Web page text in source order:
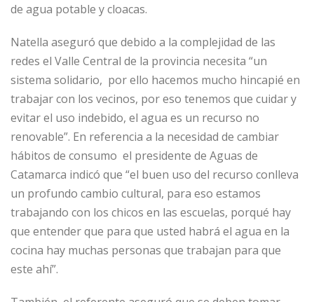
de agua potable y cloacas.
Natella aseguró que debido a la complejidad de las
redes el Valle Central de la provincia necesita “un
sistema solidario, por ello hacemos mucho hincapié en
trabajar con los vecinos, por eso tenemos que cuidar y
evitar el uso indebido, el agua es un recurso no
renovable”. En referencia a la necesidad de cambiar
hábitos de consumo el presidente de Aguas de
Catamarca indicó que “el buen uso del recurso conlleva
un profundo cambio cultural, para eso estamos
trabajando con los chicos en las escuelas, porqué hay
que entender que para que usted habrá el agua en la
cocina hay muchas personas que trabajan para que
este ahí”.